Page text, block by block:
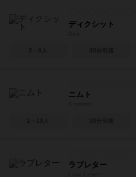
ディクシット
3～8人 30分前後
ニムト
2～10人 30分前後
ラブレター